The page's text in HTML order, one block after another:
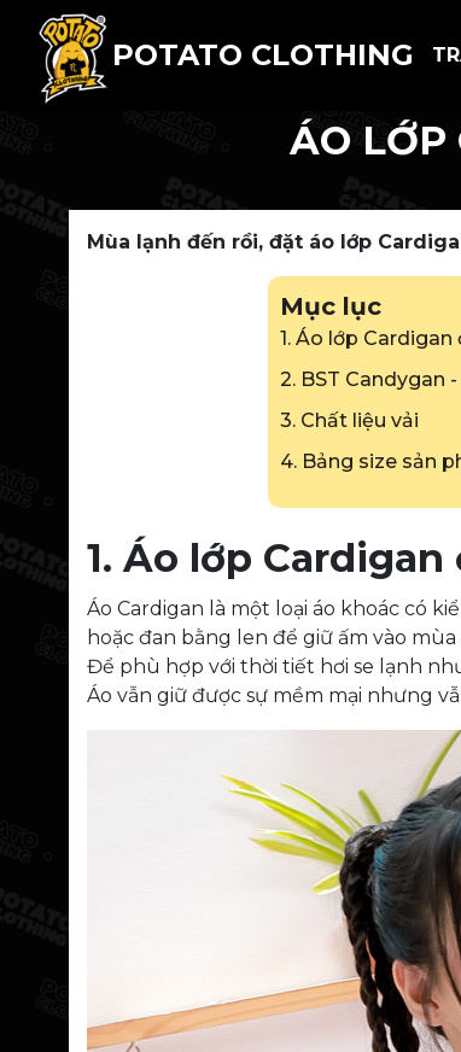
POTATO CLOTHING
ÁO LỚP
Mùa lạnh đến rồi, đặt áo lớp
Mục lục
1. Áo lớp
2. BST Candygan
3. Chất liệu vải
4. Bảng size sản
1. Áo lớp
Áo Cardigan là một loại áo khoác có
hoặc đan bằng len để giữ ấm vào mùa
Để phù hợp với thời tiết hơi se lạnh
Áo vẫn giữ được sự mềm mại nhưng